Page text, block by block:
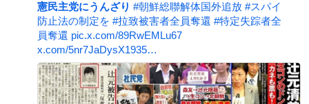
憲民主党にうんざり #朝鮮総聯解体国外追放 #スパイ
防止法の制定を #拉致被害者全員奪還 #特定失踪者全
員奪還 pic.x.com/89RwEMLu67
x.com/5nr7JaDysX1935…